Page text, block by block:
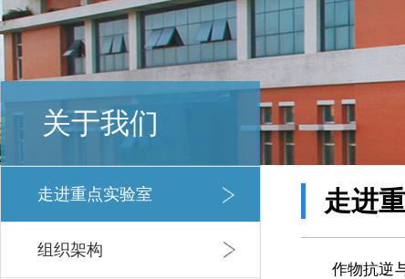
关于我们
走进重点实验室
组织架构
走进
作物抗逆